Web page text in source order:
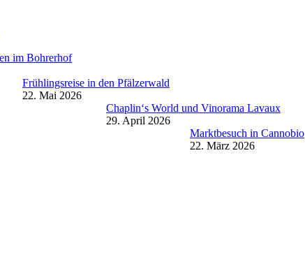
im Bohrerhof
Frühlingsreise in den Pfälzerwald
22. Mai 2026
Chaplin‘s World und Vinorama Lavaux
29. April 2026
Marktbesuch in Cannobio
22. März 2026